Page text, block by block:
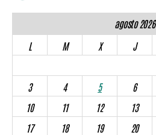
agosto 2026
L
M X J
3
4 5 6
10
11 12 13
17
18 19 20